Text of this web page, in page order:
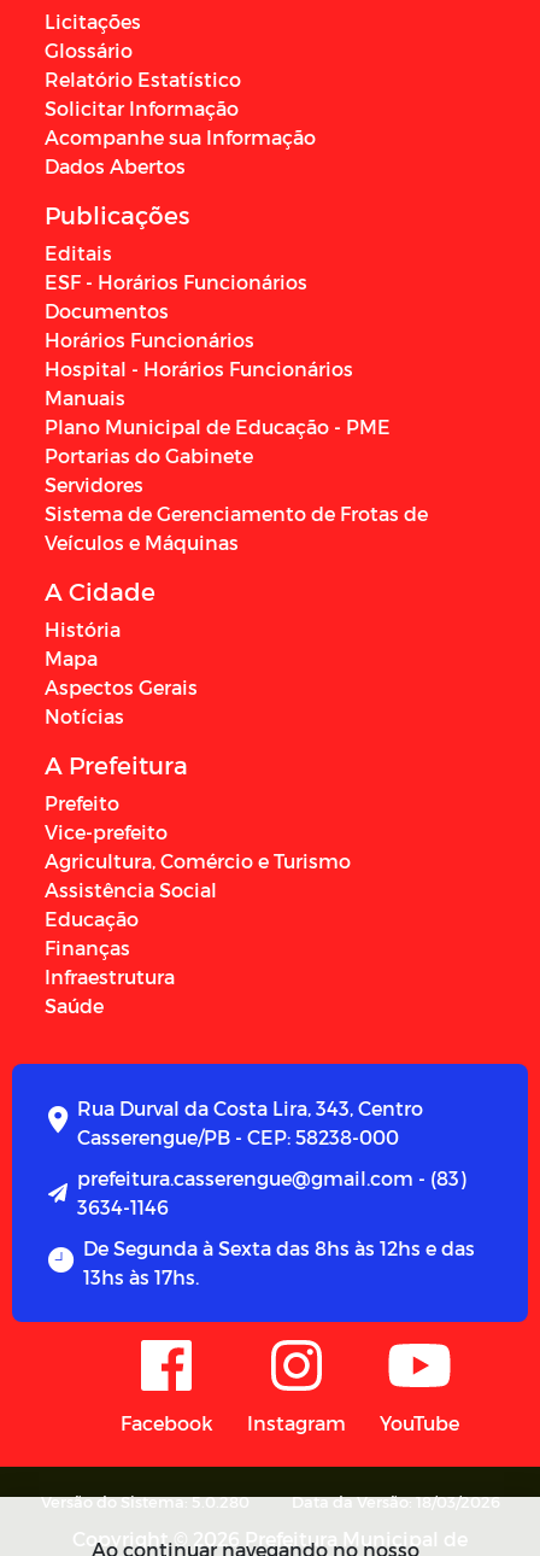
Licitações
Glossário
Relatório Estatístico
Solicitar Informação
Acompanhe sua Informação
Dados Abertos
Publicações
Editais
ESF - Horários Funcionários
Documentos
Horários Funcionários
Hospital - Horários Funcionários
Manuais
Plano Municipal de Educação - PME
Portarias do Gabinete
Servidores
Sistema de Gerenciamento de Frotas de
Veículos e Máquinas
A Cidade
História
Mapa
Aspectos Gerais
Notícias
A Prefeitura
Prefeito
Vice-prefeito
Agricultura, Comércio e Turismo
Assistência Social
Educação
Finanças
Infraestrutura
Saúde
Rua Durval da Costa Lira, 343, Centro
Casserengue/PB - CEP: 58238-000
prefeitura.casserengue@gmail.com - (83)
3634-1146
De Segunda à Sexta das 8hs às 12hs e das
13hs às 17hs.
Facebook Instagram YouTube
Versão do Sistema: 5.0.280 Data da Versão: 18/03/2026
Copyright © 2026 Prefeitura Municipal de
Ao continuar navegando no nosso